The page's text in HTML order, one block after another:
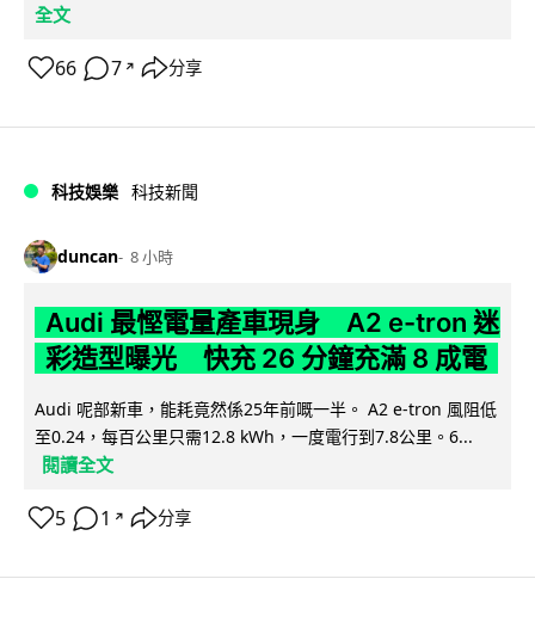
全文
66 7 ↗ 分享
科技娛樂 科技新聞
duncan 8 小時
Audi 最慳電量產車現身 A2 e-tron 迷
彩造型曝光 快充 26 分鐘充滿 8 成電
Audi 呢部新車，能耗竟然係25年前嘅一半。 A2 e-tron 風阻低
至0.24，每百公里只需12.8 kWh，一度電行到7.8公里。6...
閱讀全文
5 1 ↗ 分享